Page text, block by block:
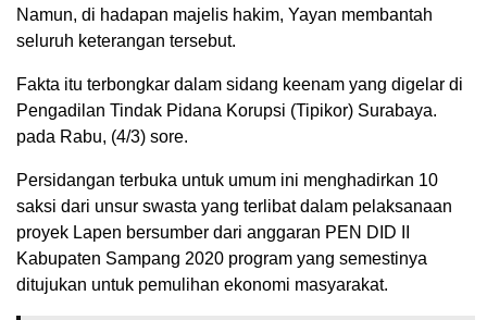
Namun, di hadapan majelis hakim, Yayan membantah
seluruh keterangan tersebut.
Fakta itu terbongkar dalam sidang keenam yang digelar di
Pengadilan Tindak Pidana Korupsi (Tipikor) Surabaya.
pada Rabu, (4/3) sore.
Persidangan terbuka untuk umum ini menghadirkan 10
saksi dari unsur swasta yang terlibat dalam pelaksanaan
proyek Lapen bersumber dari anggaran PEN DID II
Kabupaten Sampang 2020 program yang semestinya
ditujukan untuk pemulihan ekonomi masyarakat.